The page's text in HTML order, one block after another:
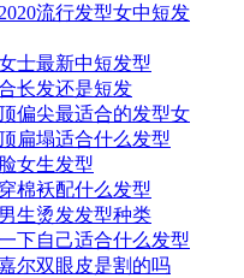
流行发型女中短发
士最新中短发型
长发还是短发
偏尖最适合的发型女
扁塌适合什么发型
女生发型
棉袄配什么发型
生烫发发型种类
下自己适合什么发型
尔双眼皮是割的吗